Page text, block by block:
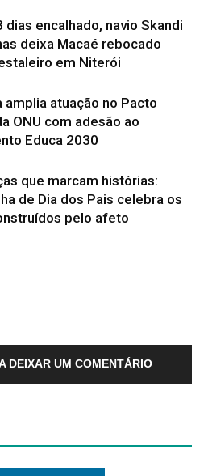
dias encalhado, navio Skandi
deixa Macaé rebocado
em Niterói
amplia atuação no Pacto
ONU com adesão ao
Educa 2030
que marcam histórias:
de Dia dos Pais celebra os
pelo afeto
DEIXAR UM COMENTÁRIO